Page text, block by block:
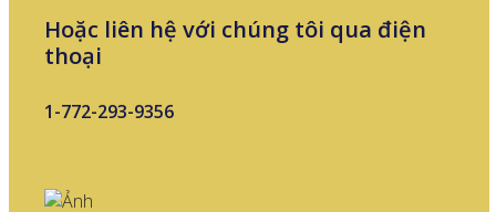
Hoặc liên hệ với chúng tôi qua điện
thoại
1-772-293-9356